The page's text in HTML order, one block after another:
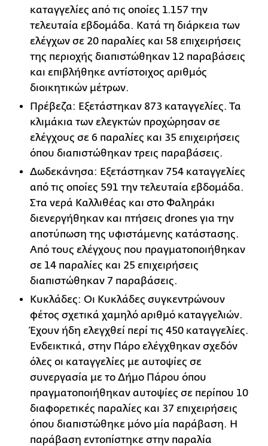
καταγγελίες από τις οποίες 1.157 την
τελευταία εβδομάδα. Κατά τη διάρκεια των
ελέγχων σε 20 παραλίες και 58 επιχειρήσεις
της περιοχής διαπιστώθηκαν 12 παραβάσεις
και επιβλήθηκε αντίστοιχος αριθμός
διοικητικών μέτρων.
Πρέβεζα: Εξετάστηκαν 873 καταγγελίες. Τα
κλιμάκια των ελεγκτών προχώρησαν σε
ελέγχους σε 6 παραλίες και 35 επιχειρήσεις
όπου διαπιστώθηκαν τρεις παραβάσεις.
Δωδεκάνησα: Εξετάστηκαν 754 καταγγελίες
από τις οποίες 591 την τελευταία εβδομάδα.
Στα νερά Καλλιθέας και στο Φαληράκι
διενεργήθηκαν και πτήσεις drones για την
αποτύπωση της υφιστάμενης κατάστασης.
Από τους ελέγχους που πραγματοποιήθηκαν
σε 14 παραλίες και 25 επιχειρήσεις
διαπιστώθηκαν 7 παραβάσεις.
Κυκλάδες: Οι Κυκλάδες συγκεντρώνουν
φέτος σχετικά χαμηλό αριθμό καταγγελιών.
Έχουν ήδη ελεγχθεί περί τις 450 καταγγελίες.
Ενδεικτικά, στην Πάρο ελέγχθηκαν σχεδόν
όλες οι καταγγελίες με αυτοψίες σε
συνεργασία με το Δήμο Πάρου όπου
πραγματοποιήθηκαν αυτοψίες σε περίπου 10
διαφορετικές παραλίες και 37 επιχειρήσεις
όπου διαπιστώθηκε μόνο μία παράβαση. Η
παράβαση εντοπίστηκε στην παραλία